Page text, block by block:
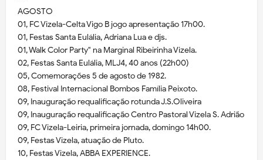
AGOSTO
01, FC Vizela-Celta Vigo B jogo apresentação 17h00.
01, Festas Santa Eulália, Adriana Lua e djs.
01, Walk Color Party" na Marginal Ribeirinha Vizela.
02, Festas Santa Eulália, MLJ4, 40 anos (22h00)
05, Comemorações 5 de agosto de 1982.
08, Festival Internacional Bombos Família Peixoto.
09, Inauguração requalificação rotunda J.S.Oliveira
09, Inauguração requalificação Centro Pastoral Vizela S. Adrião
09, FC Vizela-Leiria, primeira jornada, domingo 14h00.
09, Festas Vizela, atuação de Pluto.
10, Festas Vizela, ABBA EXPERIENCE.